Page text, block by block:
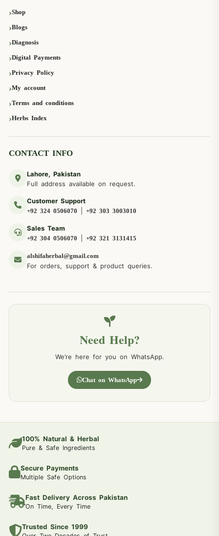
Shop
Blogs
Diagnosis
Digital Payments
Privacy Policy
My account
Terms and conditions
Herbs Index
CONTACT INFO
Lahore, Pakistan
Full address available on request.
Customer Support
+92 324 0506070 +92 303 3003010
Sales Team
+92 304 0506070 +92 321 3131415
alshifaherbal@gmail.com
For orders, support & product queries.
Need Help?
We’re here for you on WhatsApp.
Chat on WhatsApp
100% Natural & Herbal
Pure & Safe Ingredients
Secure Payments
Multiple Safe Options
Fast Delivery Across Pakistan
On Time, Every Time
Trusted Since 1999